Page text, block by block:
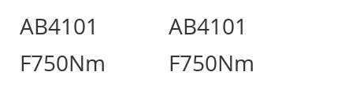
AB4101
F750Nm
AB4101
F750Nm